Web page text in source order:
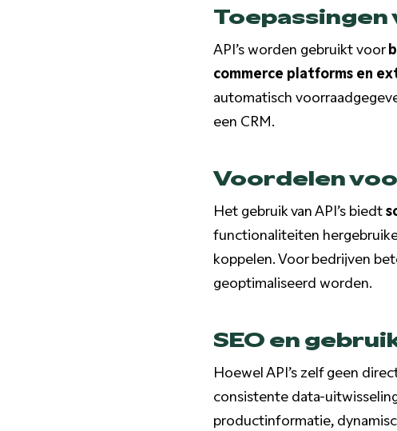
Toepassingen
API’s worden gebruikt voor
commerce platforms en
automatisch
een CRM.
Voordelen
Het gebruik van API’s biedt
functionaliteiten
koppelen. Voor bedrijven
geoptimaliseerd worden.
SEO en
Hoewel API’s zelf geen
consistente data-
productinformatie,